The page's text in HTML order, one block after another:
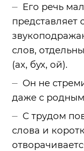
Его речь
представляет
слов,
(ах, бух, ой).
Он не
даже с
С трудом
слова и